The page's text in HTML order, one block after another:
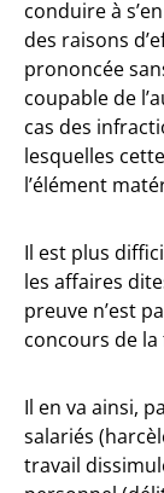
conduire à
des raisons
prononcée
coupable de
cas des
lesquelles
l’élément
Il est plus
les affaires
preuve n’est
concours de
Il en va ainsi,
salariés
travail